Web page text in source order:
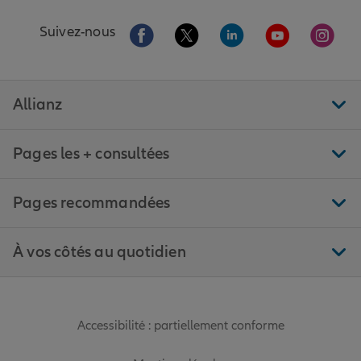
Suivez-nous Aller sur la page Facebook de Allianz
Aller sur la page Twitter de
Aller sur la page
Aller sur la
Aller
Allianz
Pages les + consultées
Pages recommandées
À vos côtés au quotidien
Accessibilité : partiellement conforme